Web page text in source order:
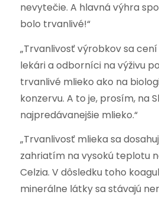
nevytečie. A hlavná výhra
bolo trvanlivé!“
„Trvanlivosť výrobkov sa cení
lekári a odborníci na výživu
trvanlivé mlieko ako na
konzervu. A to je, prosím, na
najpredávanejšie mlieko.“
„Trvanlivosť mlieka sa
zahriatím na vysokú teplotu
Celzia. V dôsledku toho
minerálne látky sa stávajú